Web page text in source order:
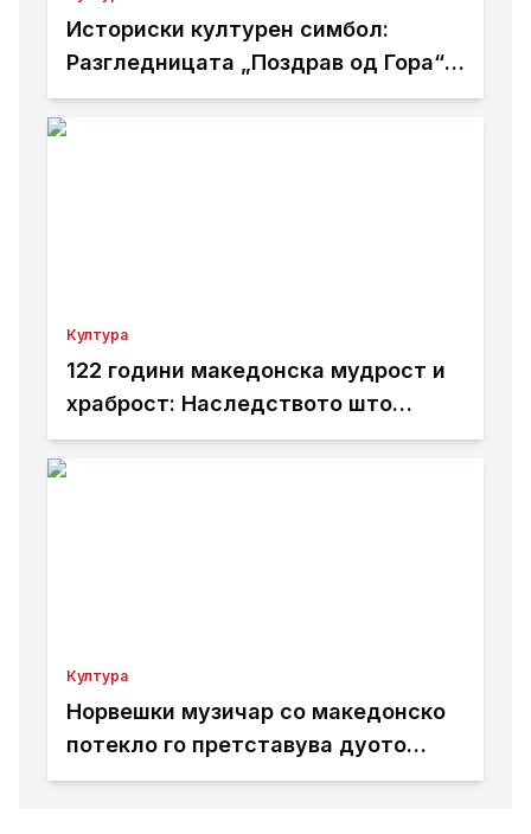
Историски културен симбол:
Разгледницата „Поздрав од Гора“
отпечатена во Албанија
Култура
122 години македонска мудрост и
храброст: Наследството што
живее
Култура
Норвешки музичар со македонско
потекло го претставува дуото
Добрила и Дориан на својот нов